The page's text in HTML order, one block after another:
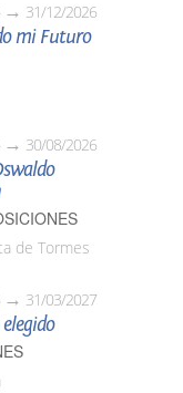
31/12/2026
mi Futuro
30/08/2026
de Tormes
31/03/2027